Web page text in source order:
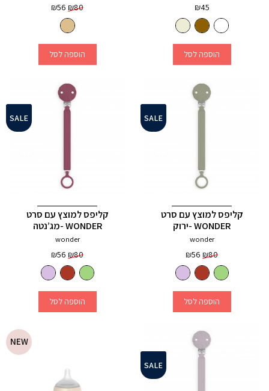
₪45
הוספה לסל
₪80
המחיר
המקורי
היה:
₪80.
₪56
₪56.
הוספה לסל
SALE
קליפס למוצץ עם סרט
WONDER -ירוק
wonder
₪80
המחיר
המקורי
היה:
₪80.
₪56
הנוכחי
הוא:
₪56.
+
3
הוספה לסל
SALE
קליפס למוצץ עם סרט
WONDER -מג’נטה
wonder
₪80
המחיר
המקורי
היה:
₪80.
₪56
הנוכחי
הוא:
₪56.
+
3
הוספה לסל
SALE
NEW